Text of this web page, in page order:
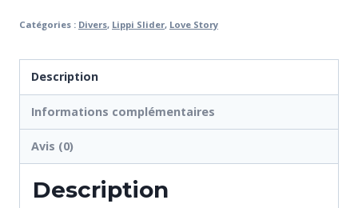
Catégories : Divers, Lippi Slider, Love Story
Description
Informations complémentaires
Avis (0)
Description